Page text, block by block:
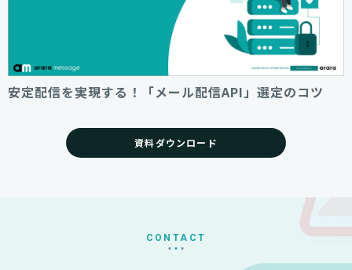
安定配信を実現する！「メール配信API」選定のコツ
資料ダウンロード
CONTACT